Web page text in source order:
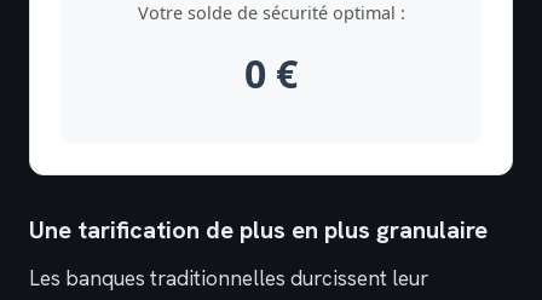
Votre solde de sécurité optimal :
0 €
Une tarification de plus en plus granulaire
Les banques traditionnelles durcissent leur